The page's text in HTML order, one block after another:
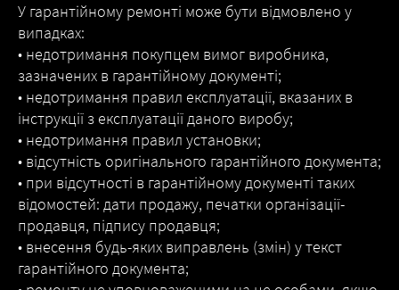
У гарантійному ремонті може бути відмовлено у
випадках:
• недотримання покупцем вимог виробника,
зазначених в гарантійному документі;
• недотримання правил експлуатації, вказаних в
інструкції з експлуатації даного виробу;
• недотримання правил установки;
• відсутність оригінального гарантійного документа;
• при відсутності в гарантійному документі таких
відомостей: дати продажу, печатки організації-
продавця, підпису продавця;
• внесення будь-яких виправлень (змін) у текст
гарантійного документа;